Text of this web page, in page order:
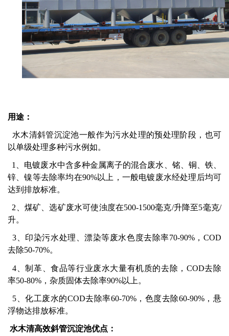
用途：
水木清斜管沉淀池一般作为污水处理的预处理阶段，也可
以单级处理多种污水例如。
1、电镀废水中含多种金属离子的混合废水、铭、铜、铁、
锌、镍等去除率均在90%以上，一般电镀废水经处理后均可
达到排放标准。
2、煤矿、选矿废水可使浊度在500-1500毫克/升降至5毫克/
升。
3、印染污水处理、漂染等废水色度去除率70-90%，COD
去除50-70%。
4、制革、食品等行业废水大量有机质的去除，COD去除
率50-80%，杂质固体去除率90%以上。
5、化工废水的COD去除率60-70%，色度去除60-90%，悬
浮物达排放标准。
水木清高效斜管沉淀池优点：